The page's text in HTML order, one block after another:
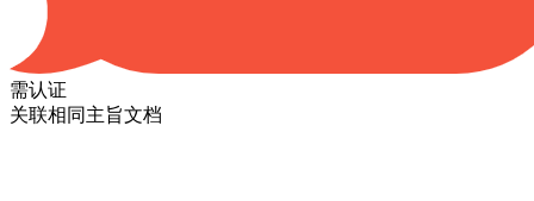
需认证
关联相同主旨文档